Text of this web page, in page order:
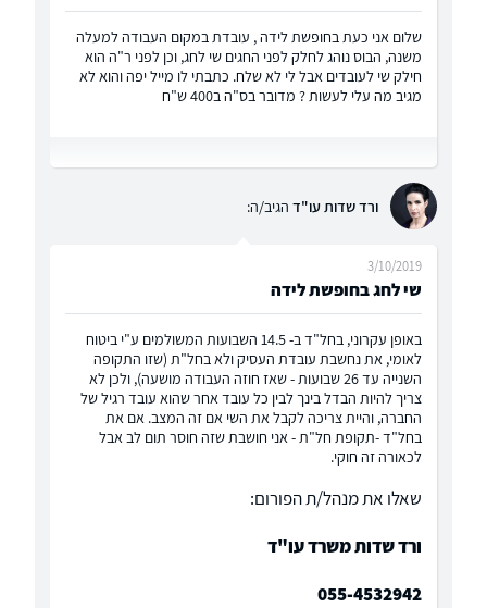
שלום אני כעת בחופשת לידה , עובדת במקום העבודה למעלה
משנה, הבוס נוהג לחלק לפני החגים שי לחג, וכן לפני ר"ה הוא
חילק שי לעובדים אבל לי לא שלח. כתבתי לו מייל יפה והוא לא
מגיב מה עלי לעשות ? מדובר בס"ה ב400 ש"ח
ורד שדות עו"ד הגיב/ה:
שי לחג בחופשת לידה
3/10/2019
באופן עקרוני, בחל"ד ב- 14.5 השבועות המשולמים ע"י ביטוח
לאומי, את נחשבת עובדת העסיק ולא בחל"ת (שזו התקופה
השנייה עד 26 שבועות - שאז חוזה העבודה מושעה), ולכן לא
צריך להיות הבדל בינך לבין כל עובד אחר שהוא עובד רגיל של
החברה, והיית צריכה לקבל את השי אם זה המצב. אם את
בחל"ד -תקופת חל"ת - אני חושבת שזה חוסר תום לב אבל
לכאורה זה חוקי.
שאלו את מנהל/ת הפורום:
ורד שדות משרד עו"ד
055-4532942